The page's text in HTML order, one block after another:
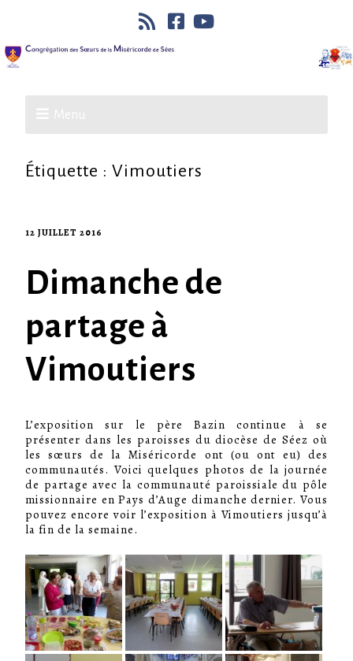
Étiquette : Vimoutiers
12 JUILLET 2016
Dimanche de
partage à
Vimoutiers
L’exposition sur le père Bazin continue à se
présenter dans les paroisses du diocèse de Séez où
les sœurs de la Miséricorde ont (ou ont eu) des
communautés. Voici quelques photos de la journée
de partage avec la communauté paroissiale du pôle
missionnaire en Pays d’Auge dimanche dernier. Vous
pouvez encore voir l’exposition à Vimoutiers jusqu’à
la fin de la semaine.